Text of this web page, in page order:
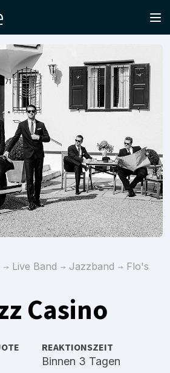
Live Band Jazzband
Flo's
Casino
REAKTIONSZEIT
Binnen 3 Tagen